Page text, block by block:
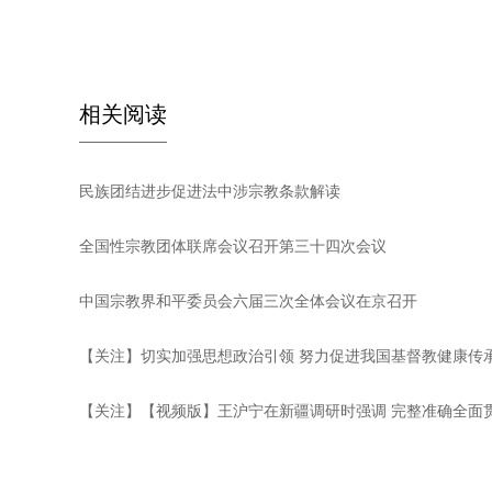
相关阅读
民族团结进步促进法中涉宗教条款解读
全国性宗教团体联席会议召开第三十四次会议
中国宗教界和平委员会六届三次全体会议在京召开
【关注】切实加强思想政治引领 努力促进我国基督教健康传
【关注】【视频版】王沪宁在新疆调研时强调 完整准确全面